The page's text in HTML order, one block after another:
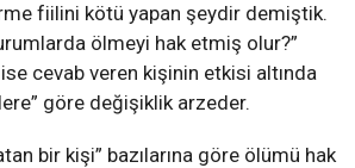
fiilini kötü yapan şeydir demiştik.
ölmeyi hak etmiş olur?”
cevab veren kişinin etkisi altında
göre değişiklik arzeder.
bir kişi” bazılarına göre ölümü hak